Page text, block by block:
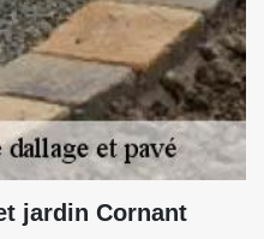
jardin Cornant